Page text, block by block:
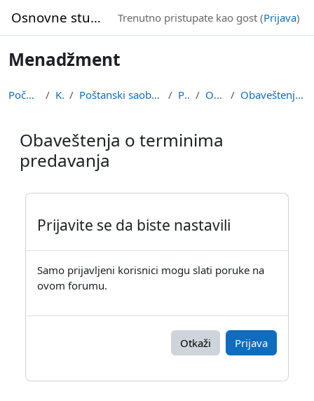
Osnovne studije Trenutno pristupate kao gost (Prijava)
Menadžment
Početna stranica Kursevi Poštanski saobraćaj i informacione tehnologije PS-MENA Opšta sekcija Obaveštenja o terminima predavanja
Obaveštenja o terminima
predavanja
Prijavite se da biste nastavili
Samo prijavljeni korisnici mogu slati poruke na
ovom forumu.
Otkaži Prijava